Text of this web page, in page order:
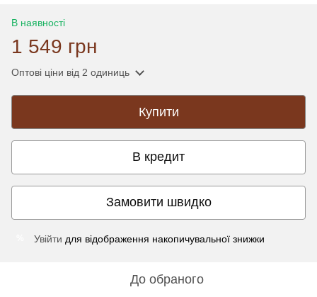
В наявності
1 549 грн
Оптові ціни від 2 одиниць
Купити
В кредит
Замовити швидко
Увійти для відображення накопичувальної знижки
До обраного